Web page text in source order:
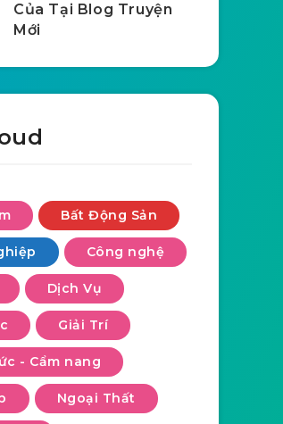
Của Tại Blog Truyện
Mới
Bất Động Sản
Công nghệ
Dịch Vụ
Giải Trí
- Cẩm nang
Ngoại Thất